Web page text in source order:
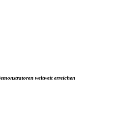
weltweit erreichen